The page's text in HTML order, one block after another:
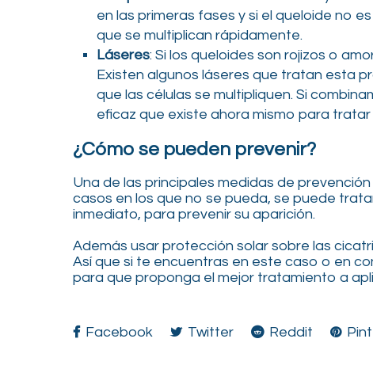
en las primeras fases y si el queloide no
que se multiplican rápidamente.
Láseres: Si los queloides son rojizos o
Existen algunos láseres que tratan esta
que las células se multipliquen. Si
eficaz que existe ahora mismo para tratar
¿Cómo se pueden prevenir?
Una de las principales medidas de prevención
casos en los que no se pueda, se puede
inmediato, para prevenir su aparición.
Además usar protección solar sobre las
Así que si te encuentras en este caso o en
para que proponga el mejor tratamiento a
Facebook Twitter Reddit